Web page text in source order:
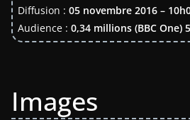
Diffusion : 05 novembre 2016 –
Audience : 0,34 millions (BBC One)
Images